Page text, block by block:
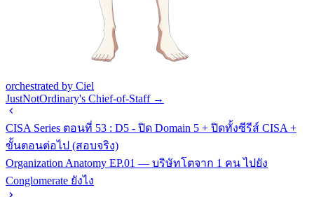
orchestrated by Ciel
JustNotOrdinary's Chief-of-Staff →
CISA Series ตอนที่ 53 : D5 - ปิด Domain 5 + ปิดทั้งซีรีส์ CISA +
ขั้นตอนต่อไป (สอบจริง)
Organization Anatomy EP.01 — บริษัทโตจาก 1 คน ไปยัง
Conglomerate ยังไง